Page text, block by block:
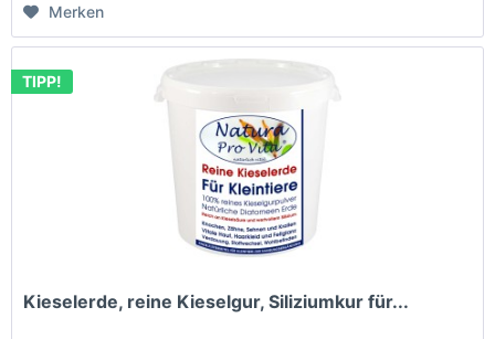
Merken
TIPP!
Kieselerde, reine Kieselgur, Siliziumkur für...